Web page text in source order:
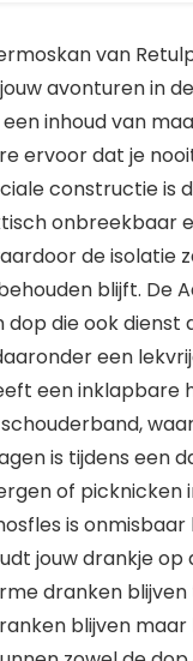
van
avonturen in
inhoud van
ervoor dat je
constructie is
onbreekbaar
de isolatie
blijft. De
die ook dienst
een
een inklapbare
is tijdens een
of picknicken
is onmisbaar
jouw drankje op
dranken blijven
blijven maar